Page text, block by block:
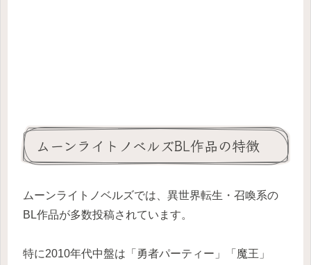
ムーンライトノベルズBL作品の特徴
ムーンライトノベルズでは、異世界転生・召喚系の
BL作品が多数投稿されています。
特に2010年代中盤は「勇者パーティー」「魔王」